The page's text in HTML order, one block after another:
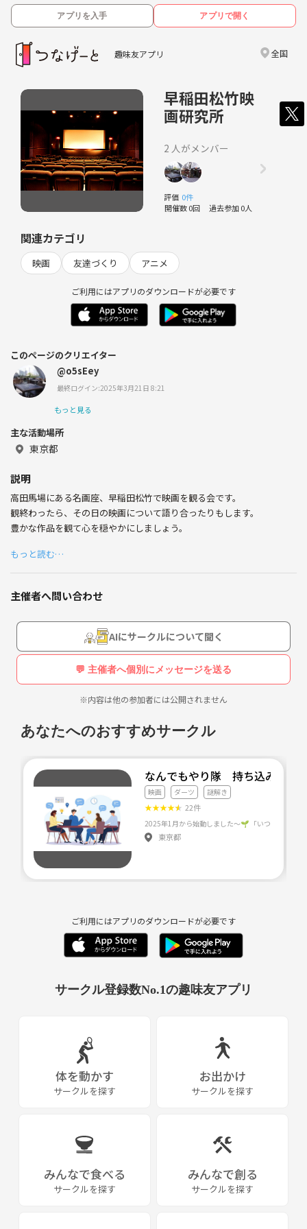
アプリを入手 アプリで開く
趣味友アプリ 全国
早稲田松竹映
画研究所
2 人がメンバー
評価 0件
開催数 0回 過去参加 0人
関連カテゴリ
映画 友達づくり アニメ
ご利用にはアプリのダウンロードが必要です
このページのクリエイター
@o5sEey
最終ログイン:2025年3月21日 8:21
もっと見る
主な活動場所
東京都
説明
高田馬場にある名画座、早稲田松竹で映画を観る会です。
観終わったら、その日の映画について語り合ったりもします。
豊かな作品を観て心を穏やかにしましょう。
もっと読む…
主催者へ問い合わせ
AIにサークルについて聞く
💬 主催者へ個別にメッセージを送る
※内容は他の参加者には公開されません
あなたへのおすすめサークル
なんでもやり隊 持ち込み企
映画 ダーツ 謎解き
★★★★★ 22件
東京都
ご利用にはアプリのダウンロードが必要です
サークル登録数No.1の趣味友アプリ
体を動かす
サークルを探す
お出かけ
サークルを探す
みんなで食べる
サークルを探す
みんなで創る
サークルを探す